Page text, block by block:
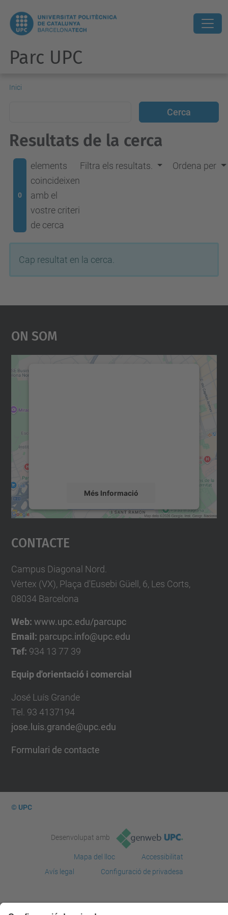
Parc UPC
Inici
Resultats de la cerca
0
elements
coincideixen
amb el
vostre criteri
de cerca
Filtra els resultats. Ordena per
Cap resultat en la cerca.
On Som
Més Informació
Accepta
powered by
Contacte
Campus Diagonal Nord.
Vèrtex (VX), Plaça d'Eusebi Güell, 6, Les Corts,
08034 Barcelona
Web: www.upc.edu/parcupc
Email: parcupc.info@upc.edu
Tef: 934 13 77 39
Equip d'orientació i comercial
José Luís Grande
Tel. 93 4137194
jose.luis.grande@upc.edu
Formulari de contacte
© UPC
Desenvolupat amb
Mapa del lloc
Accessibilitat
Avís legal
Configuració de privadesa